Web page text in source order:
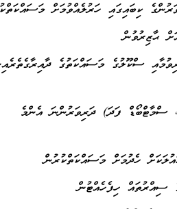
ކިބައިގައި ހަރުލެއްވުމަށް
ސްކޫލުގެ މަސައްކަތުގެ
ސްމާޓްބޯޑް ފަދަ) ދަރިވަރުންނަ އެންމެ